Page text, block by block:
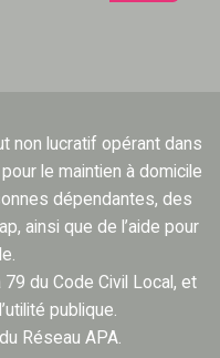
non lucratif opérant dans
le maintien à domicile
dépendantes, des
ainsi que de l’aide pour
du Code Civil Local, et
publique.
Réseau APA.